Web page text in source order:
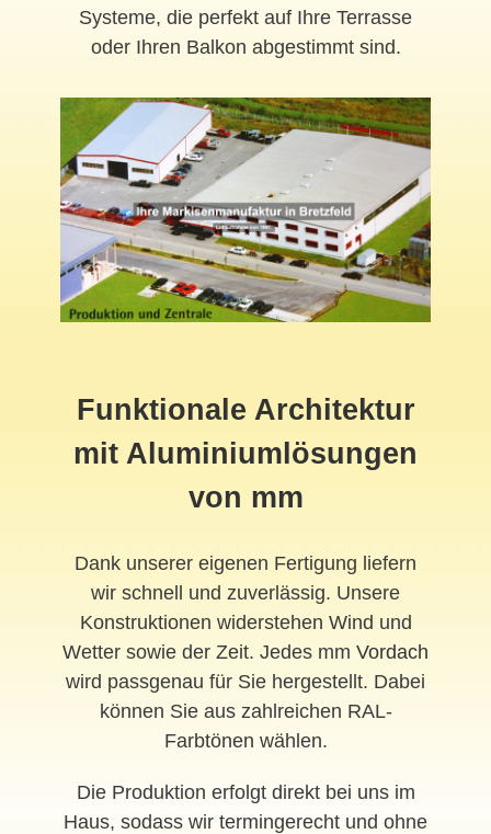
Systeme, die perfekt auf Ihre Terrasse
oder Ihren Balkon abgestimmt sind.
Funktionale Architektur
mit Aluminiumlösungen
von mm
Dank unserer eigenen Fertigung liefern
wir schnell und zuverlässig. Unsere
Konstruktionen widerstehen Wind und
Wetter sowie der Zeit. Jedes mm Vordach
wird passgenau für Sie hergestellt. Dabei
können Sie aus zahlreichen RAL-
Farbtönen wählen.
Die Produktion erfolgt direkt bei uns im
Haus, sodass wir termingerecht und ohne